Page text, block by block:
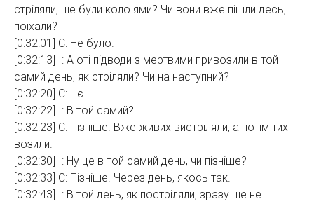
стріляли, ще були коло ями? Чи вони вже пішли десь,
поїхали?
[0:32:01] С: Не було.
[0:32:13] І: А оті підводи з мертвими привозили в той
самий день, як стріляли? Чи на наступний?
[0:32:20] С: Нє.
[0:32:22] І: В той самий?
[0:32:23] С: Пізніше. Вже живих вистріляли, а потім тих
возили.
[0:32:30] І: Ну це в той самий день, чи пізніше?
[0:32:33] С: Пізніше. Через день, якось так.
[0:32:43] І: В той день, як постріляли, зразу ще не